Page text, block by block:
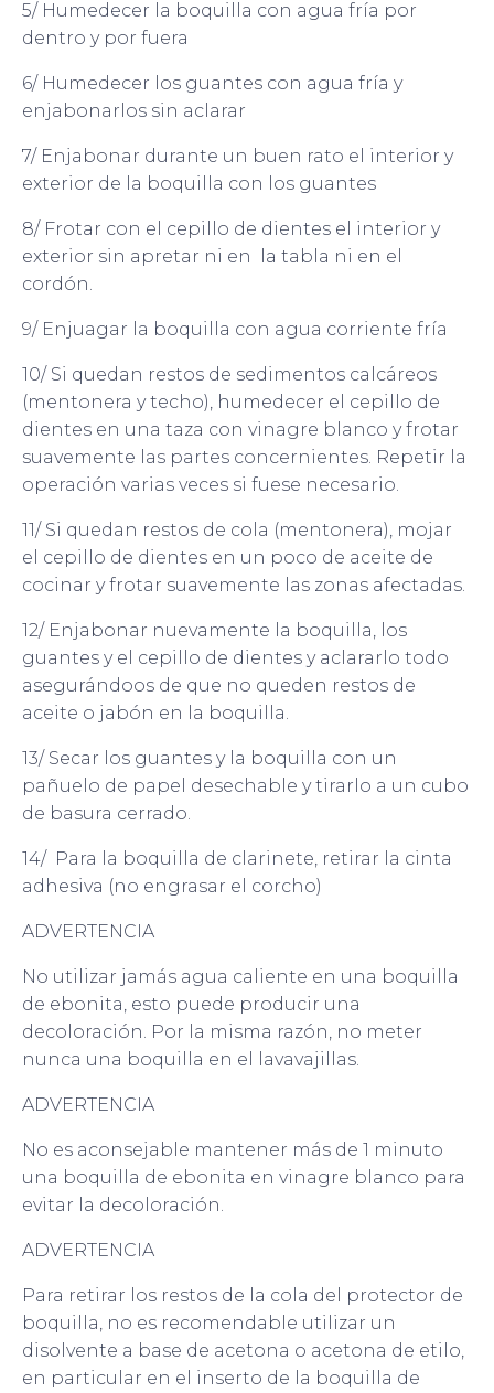
5/ Humedecer la boquilla con agua fría por
dentro y por fuera
6/ Humedecer los guantes con agua fría y
enjabonarlos sin aclarar
7/ Enjabonar durante un buen rato el interior y
exterior de la boquilla con los guantes
8/ Frotar con el cepillo de dientes el interior y
exterior sin apretar ni en la tabla ni en el
cordón.
9/ Enjuagar la boquilla con agua corriente fría
10/ Si quedan restos de sedimentos calcáreos
(mentonera y techo), humedecer el cepillo de
dientes en una taza con vinagre blanco y frotar
suavemente las partes concernientes. Repetir la
operación varias veces si fuese necesario.
11/ Si quedan restos de cola (mentonera), mojar
el cepillo de dientes en un poco de aceite de
cocinar y frotar suavemente las zonas afectadas.
12/ Enjabonar nuevamente la boquilla, los
guantes y el cepillo de dientes y aclararlo todo
asegurándoos de que no queden restos de
aceite o jabón en la boquilla.
13/ Secar los guantes y la boquilla con un
pañuelo de papel desechable y tirarlo a un cubo
de basura cerrado.
14/ Para la boquilla de clarinete, retirar la cinta
adhesiva (no engrasar el corcho)
ADVERTENCIA
No utilizar jamás agua caliente en una boquilla
de ebonita, esto puede producir una
decoloración. Por la misma razón, no meter
nunca una boquilla en el lavavajillas.
ADVERTENCIA
No es aconsejable mantener más de 1 minuto
una boquilla de ebonita en vinagre blanco para
evitar la decoloración.
ADVERTENCIA
Para retirar los restos de la cola del protector de
boquilla, no es recomendable utilizar un
disolvente a base de acetona o acetona de etilo,
en particular en el inserto de la boquilla de